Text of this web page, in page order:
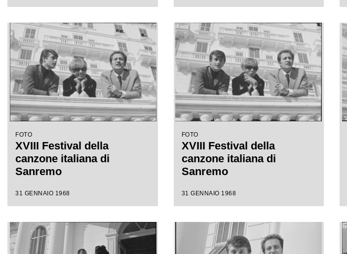
FOTO
XVIII Festival della
canzone italiana di
Sanremo
31 GENNAIO 1968
FOTO
XVIII Festival della
canzone italiana di
Sanremo
31 GENNAIO 1968